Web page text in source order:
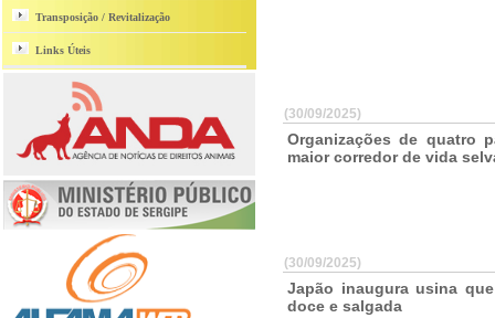
Transposição / Revitalização
Links Úteis
(30/09/2025)
Organizações de quatro
maior corredor de vida
(30/09/2025)
Japão inaugura usina
doce e salgada